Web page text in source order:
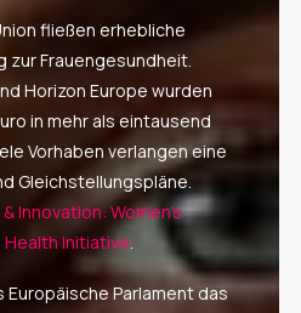
fließen erhebliche
zur Frauengesundheit.
Horizon Europe wurden
in mehr als eintausend
Vorhaben verlangen eine
Gleichstellungspläne.
Innovation: Women’s
Health Initiative.
Parlament das